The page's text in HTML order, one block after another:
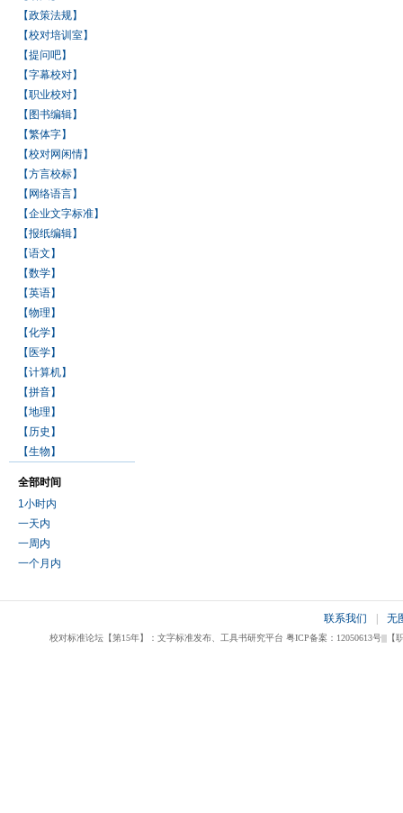
【政策法规】
【校对培训室】
【提问吧】
【字幕校对】
【职业校对】
【图书编辑】
【繁体字】
【校对网闲情】
【方言校标】
【网络语言】
【企业文字标准】
【报纸编辑】
【语文】
【数学】
【英语】
【物理】
【化学】
【医学】
【计算机】
【拼音】
【地理】
【历史】
【生物】
全部时间
1小时内
一天内
一周内
一个月内
联系我们 无
校对标准论坛【第15年】：文字标准发布、工具书研究平台 粤ICP备案：12050613号|||【